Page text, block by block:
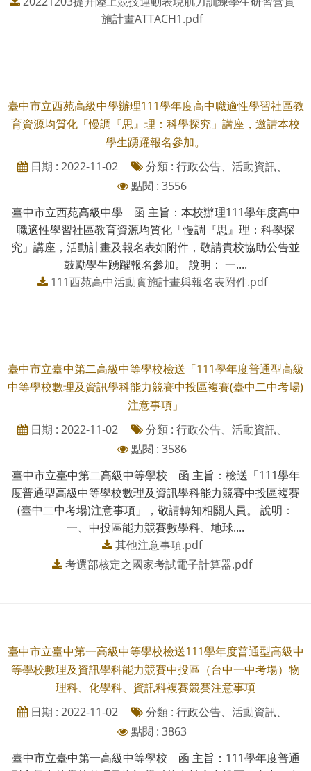
施計畫ATTACH1.pdf
臺中市立西苑高級中學辦理111學年度高中職適性學習社區教
育資源均質化「慢調『思』理：科學探究」講座，邀請本校
學生踴躍報名參加。
日期 : 2022-11-02
分類 : 行政公告、活動資訊、
點閱 : 3556
臺中市立西苑高級中學 函 主旨：本校辦理111學年度高中
職適性學習社區教育資源均質化「慢調『思』理：科學探
究」講座，活動計畫及報名表如附件，敬請貴校協助公告並
鼓勵學生踴躍報名參加。 說明： 一....
111西苑高中活動實施計畫與報名表附件.pdf
臺中市立臺中第二高級中等學校檢送「111學年度普通型高級
中等學校數理及資訊學科能力競賽中投區複賽(臺中二中考場)
注意事項」
日期 : 2022-11-02
分類 : 行政公告、活動資訊、
點閱 : 3586
臺中市立臺中第二高級中等學校 函 主旨：檢送「111學年
度普通型高級中等學校數理及資訊學科能力競賽中投區複賽
(臺中二中考場)注意事項」，敬請轉知相關人員。 說明：
一、中投區能力競賽數學科、地球....
其他注意事項.pdf
考選部核定之國家考試電子計算器.pdf
臺中市立臺中第一高級中等學校檢送111學年度普通型高級中
等學校數理及資訊學科能力競賽中投區（台中一中考場）物
理科、化學科、資訊科複賽競賽注意事項
日期 : 2022-11-02
分類 : 行政公告、活動資訊、
點閱 : 3863
臺中市立臺中第一高級中等學校 函 主旨：111學年度普通